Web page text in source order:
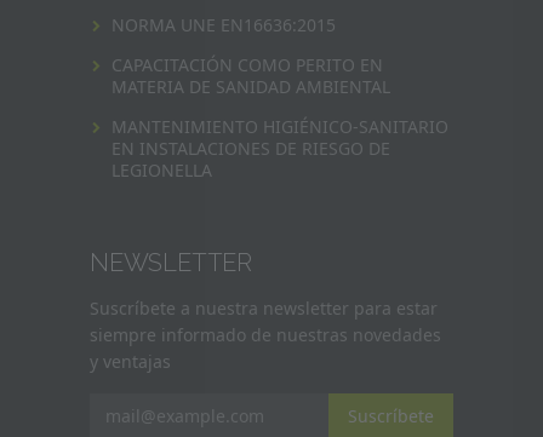
NORMA UNE EN16636:2015
CAPACITACIÓN COMO PERITO EN
MATERIA DE SANIDAD AMBIENTAL
MANTENIMIENTO HIGIÉNICO-SANITARIO
EN INSTALACIONES DE RIESGO DE
LEGIONELLA
NEWSLETTER
Suscríbete a nuestra newsletter para estar
siempre informado de nuestras novedades
y ventajas
Suscríbete